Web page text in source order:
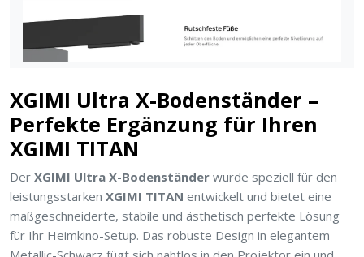
XGIMI Ultra X-Bodenständer –
Perfekte Ergänzung für Ihren
XGIMI TITAN
Der XGIMI Ultra X-Bodenständer wurde speziell für den
leistungsstarken XGIMI TITAN entwickelt und bietet eine
maßgeschneiderte, stabile und ästhetisch perfekte Lösung
für Ihr Heimkino-Setup. Das robuste Design in elegantem